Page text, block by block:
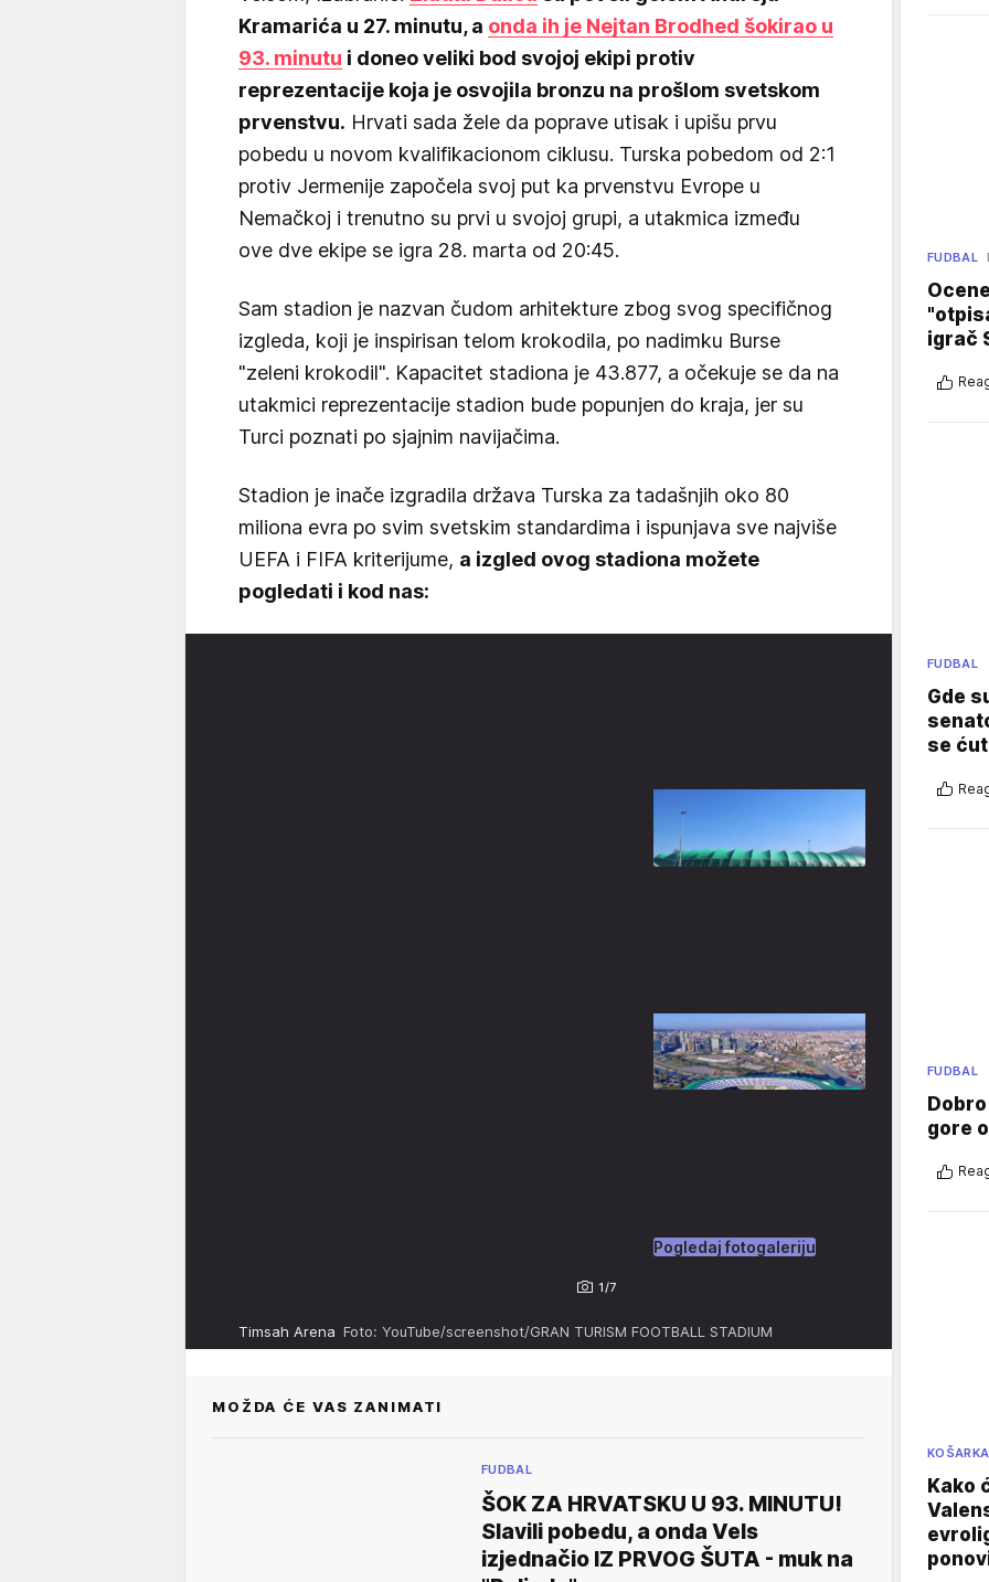
Kramarića u 27. minutu, a onda ih je Nejtan Brodhed šokirao u
93. minutu i doneo veliki bod svojoj ekipi protiv
reprezentacije koja je osvojila bronzu na prošlom svetskom
prvenstvu. Hrvati sada žele da poprave utisak i upišu prvu
pobedu u novom kvalifikacionom ciklusu. Turska pobedom od 2:1
protiv Jermenije započela svoj put ka prvenstvu Evrope u
Nemačkoj i trenutno su prvi u svojoj grupi, a utakmica između
ove dve ekipe se igra 28. marta od 20:45.
Sam stadion je nazvan čudom arhitekture zbog svog specifičnog
izgleda, koji je inspirisan telom krokodila, po nadimku Burse
"zeleni krokodil". Kapacitet stadiona je 43.877, a očekuje se da na
utakmici reprezentacije stadion bude popunjen do kraja, jer su
Turci poznati po sjajnim navijačima.
Stadion je inače izgradila država Turska za tadašnjih oko 80
miliona evra po svim svetskim standardima i ispunjava sve najviše
UEFA i FIFA kriterijume, a izgled ovog stadiona možete
pogledati i kod nas:
1/7
Pogledaj fotogaleriju
Timsah Arena Foto: YouTube/screenshot/GRAN TURISM FOOTBALL STADIUM
MOŽDA ĆE VAS ZANIMATI
FUDBAL
ŠOK ZA HRVATSKU U 93. MINUTU!
Slavili pobedu, a onda Vels
izjednačio IZ PRVOG ŠUTA - muk na
FUDBAL
igrač
FUDBAL
Gde
se
FUDBAL
gore
KOŠARKA
Kako